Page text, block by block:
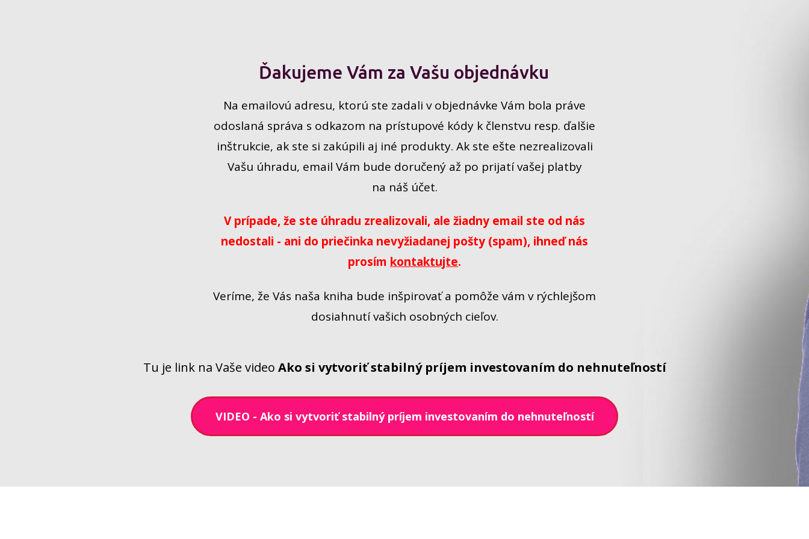
Ďakujeme Vám za Vašu objednávku
Na emailovú adresu, ktorú ste zadali v objednávke Vám bola práve
odoslaná správa s odkazom na prístupové kódy k členstvu resp. ďalšie
inštrukcie, ak ste si zakúpili aj iné produkty. Ak ste ešte nezrealizovali
Vašu úhradu, email Vám bude doručený až po prijatí vašej platby
na náš účet.
V prípade, že ste úhradu zrealizovali, ale žiadny email ste od nás
nedostali - ani do priečinka nevyžiadanej pošty (spam), ihneď nás
prosím kontaktujte.
Veríme, že Vás naša kniha bude inšpirovať a pomôže vám v rýchlejšom
dosiahnutí vašich osobných cieľov.
Tu je link na Vaše video Ako si vytvoriť stabilný príjem investovaním do nehnuteľností
VIDEO - Ako si vytvoriť stabilný príjem investovaním do nehnuteľností